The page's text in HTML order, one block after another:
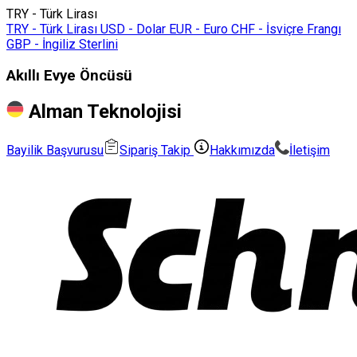
TRY - Türk Lirası
TRY - Türk Lirası USD - Dolar EUR - Euro CHF - İsviçre Frangı
GBP - İngiliz Sterlini
Akıllı Evye Öncüsü
Alman Teknolojisi
Bayilik Başvurusu Sipariş Takip Hakkımızda İletişim